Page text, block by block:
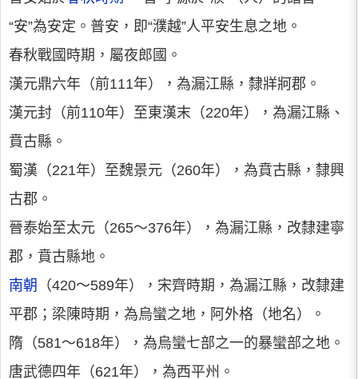
“安”為安定。普安，即“濮越”人平安生息之地。
春秋戰國時期，屬夜郎國。
漢元鼎六年（前111年），為漏江縣，隸牂牁郡。
漢元封（前110年）至東漢末（220年），為漏江縣、
賁古縣。
蜀漢（221年）至魏景元（260年），為賁古縣，隸興
古郡。
晉泰始至太元（265～376年），為漏江縣，改隸建寧
郡，賁古縣地。
南朝 （420～589年），宋齊時期，為漏江縣，改隸建
平郡；梁陳時期，為烏蠻之地，阿外格（地名）。
隋（581～618年），為烏蠻七部之一的暴蠻部之地。
唐武德四年（621年），為西平州。